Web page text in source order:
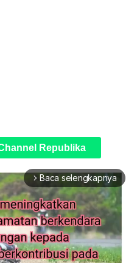
Republika
arrow_forward_ios Baca selengkapnya